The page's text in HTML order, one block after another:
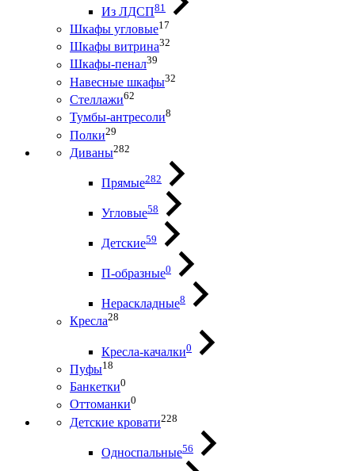
Из ЛДСП81
Шкафы угловые17
Шкафы витрина32
Шкафы-пенал39
Навесные шкафы32
Стеллажи62
Тумбы-антресоли8
Полки29
Диваны282
Прямые282
Угловые58
Детские59
П-образные0
Нераскладные8
Кресла28
Кресла-качалки0
Пуфы18
Банкетки0
Оттоманки0
Детские кровати228
Односпальные56